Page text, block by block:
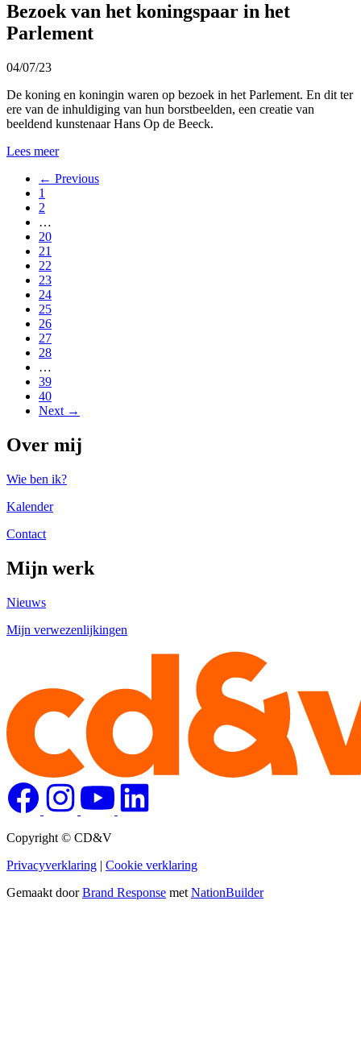
Bezoek van het koningspaar in het
Parlement
04/07/23
De koning en koningin waren op bezoek in het Parlement. En dit ter
ere van de inhuldiging van hun borstbeelden, een creatie van
beeldend kunstenaar Hans Op de Beeck.
Lees meer
← Previous
1
2
…
20
21
22
23
24
25
26
27
28
…
39
40
Next →
Over mij
Wie ben ik?
Kalender
Contact
Mijn werk
Nieuws
Mijn verwezenlijkingen
Copyright © CD&V
Privacyverklaring | Cookie verklaring
Gemaakt doorBrand Response met NationBuilder